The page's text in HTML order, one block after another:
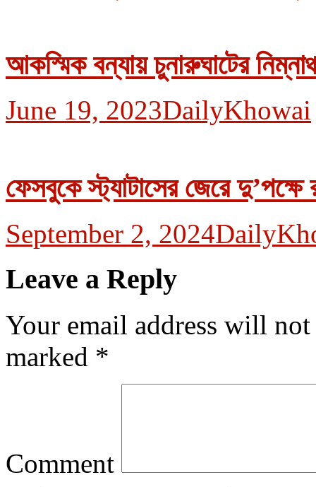
আকস্মিক বন্যায় চুনারুঘাটের
June 19, 2023DailyKhowai
ফেসবুকে স্ট্যাটাসের জেরে দু’পক্ষে
September 2, 2024
Leave a Reply
Your email address will
marked *
Comment